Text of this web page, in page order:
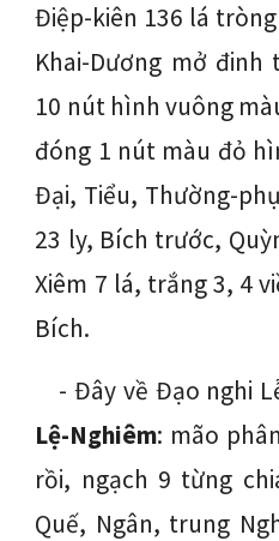
Điệp-kiên 136 lá
Khai-Dương mở
10 nút hình vuông
đóng 1 nút màu đỏ
Đại, Tiểu, Thường-
23 ly, Bích trước,
Xiêm 7 lá, trắng 3, 4
Bích.
- Đây về Đạo nghi
Lệ-Nghiêm: mão
rồi, ngạch 9 từng
Quế, Ngân, trung